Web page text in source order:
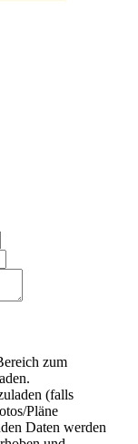
zum
(falls
Pläne
Daten werden